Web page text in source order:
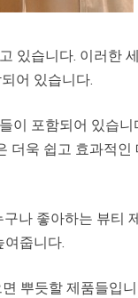
있습니다. 이러한
어 있습니다.
이 포함되어 있습
더욱 쉽고 효과적인
나 좋아하는 뷰티
줍니다.
뿌듯할 제품들입